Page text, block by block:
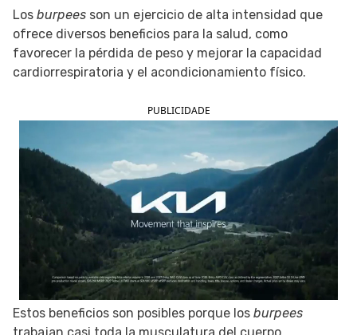
SIGUE TUA SAÚDE EN LAS REDES SOCIALES
Los burpees son un ejercicio de alta intensidad que
ofrece diversos beneficios para la salud, como
favorecer la pérdida de peso y mejorar la capacidad
cardiorrespiratoria y el acondicionamiento físico.
PUBLICIDADE
Estos beneficios son posibles porque los burpees